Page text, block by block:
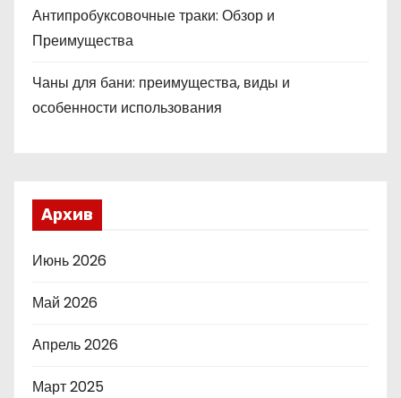
Антипробуксовочные траки: Обзор и
Преимущества
Чаны для бани: преимущества, виды и
особенности использования
Архив
Июнь 2026
Май 2026
Апрель 2026
Март 2025